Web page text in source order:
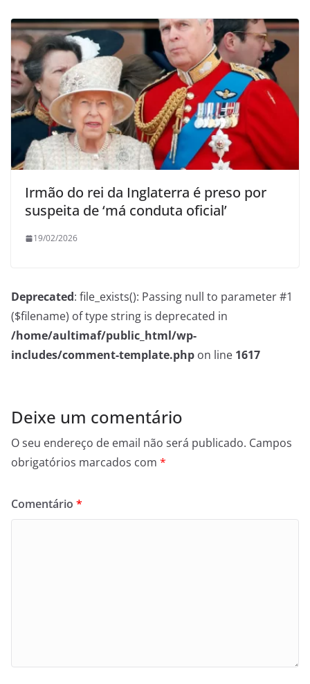
Irmão do rei da Inglaterra é preso por
suspeita de ‘má conduta oficial’
19/02/2026
Deprecated: file_exists(): Passing null to parameter #1
($filename) of type string is deprecated in
/home/aultimaf/public_html/wp-
includes/comment-template.php on line 1617
Deixe um comentário
O seu endereço de email não será publicado. Campos
obrigatórios marcados com *
Comentário *